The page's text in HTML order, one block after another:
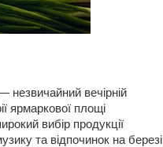
незвичайний вечірній
ярмаркової площі
вибір продукції
та відпочинок на березі